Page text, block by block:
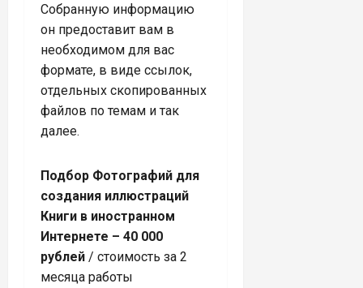
Собранную информацию
он предоставит вам в
необходимом для вас
формате, в виде ссылок,
отдельных скопированных
файлов по темам и так
далее.
Подбор Фотографий для
создания иллюстраций
Книги в иностранном
Интернете – 40 000
рублей / стоимость за 2
месяца работы